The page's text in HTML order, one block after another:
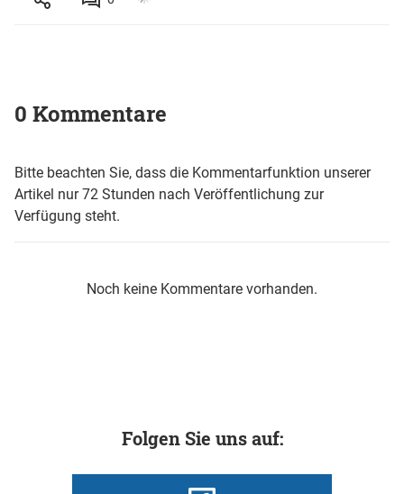
0 Kommentare
Bitte beachten Sie, dass die Kommentarfunktion unserer
Artikel nur 72 Stunden nach Veröffentlichung zur
Verfügung steht.
Noch keine Kommentare vorhanden.
Folgen Sie uns auf: